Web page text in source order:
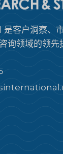
客户洞察、
询领域的领先